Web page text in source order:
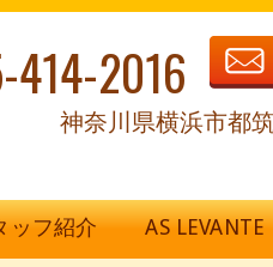
414-2016
神奈川県横浜市都
ッフ紹介 AS LEVANTE